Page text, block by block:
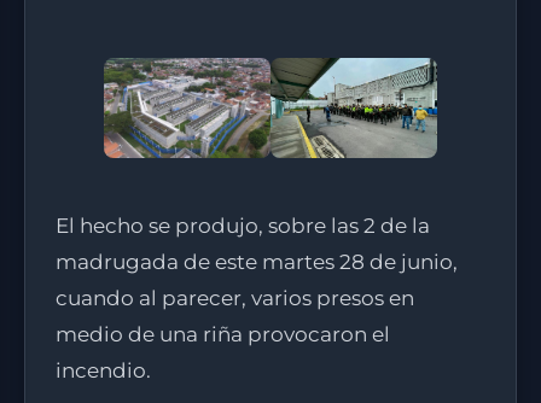
El hecho se produjo, sobre las 2 de la
madrugada de este martes 28 de junio,
cuando al parecer, varios presos en
medio de una riña provocaron el
incendio.